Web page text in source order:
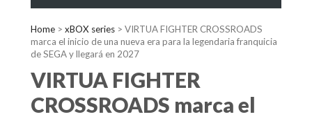
Home > xBOX series > VIRTUA FIGHTER CROSSROADS
marca el inicio de una nueva era para la legendaria franquicia
de SEGA y llegará en 2027
VIRTUA FIGHTER
CROSSROADS marca el